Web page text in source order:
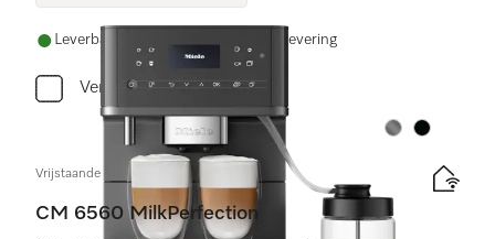
Leverbaar uit voorraad met gratis levering
Vergelijken
Kleur:Kleur:
Vrijstaande koffiemachine
CM 6560 MilkPerfection